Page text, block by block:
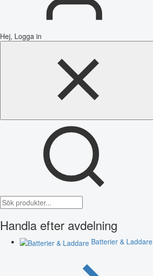
Hej, Logga in
Handla efter avdelning
Batterier & Laddare